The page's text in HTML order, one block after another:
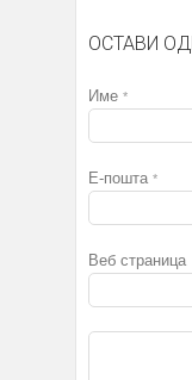
ОСТАВИ
Име *
Е-пошта *
Веб страница